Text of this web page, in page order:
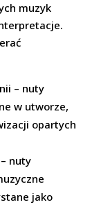
muzyk
– nuty
w utworze,
opartych
nuty
jako